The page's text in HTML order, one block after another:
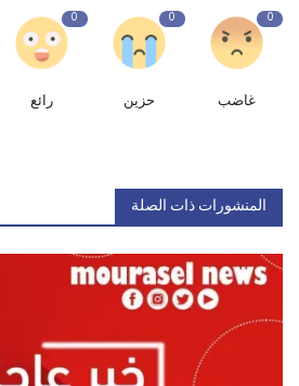
0
غاضب
0
حزين
0
رائع
المنشورات ذات الصلة